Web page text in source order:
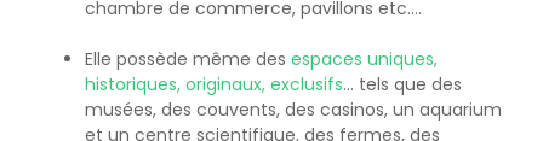
chambre de commerce, pavillons etc....
Elle possède même des espaces uniques,
historiques, originaux, exclusifs... tels que des
musées, des couvents, des casinos, un aquarium
et un centre scientifique, des fermes, des